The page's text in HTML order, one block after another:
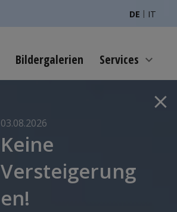
DE | IT
Bildergalerien Services expand_more
close
03.08.2026
Keine
Versteigerung
en!